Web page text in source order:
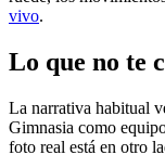
vivo.
Lo que no te
La narrativa habitual
Gimnasia como
foto real está en otro